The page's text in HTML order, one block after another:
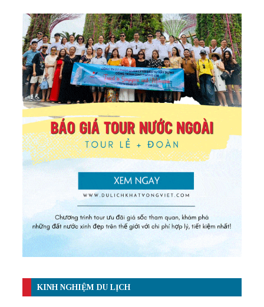
KINH NGHIỆM DU LỊCH